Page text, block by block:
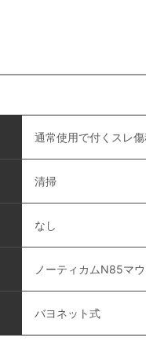
通常使用で付くスレ
清掃
なし
ノーティカムN85マ
バヨネット式